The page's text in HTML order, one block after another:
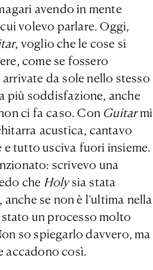
avendo in mente
volevo parlare. Oggi,
, voglio che le cose si
come se fossero
da sole nello stesso
più soddisfazione, anche
ci fa caso. Con Guitarmi
acustica, cantavo
tutto usciva fuori insieme.
scrivevo una
che Holysia stata
se non è l’ultima nella
un processo molto
so spiegarlo davvero, ma
accadono così.